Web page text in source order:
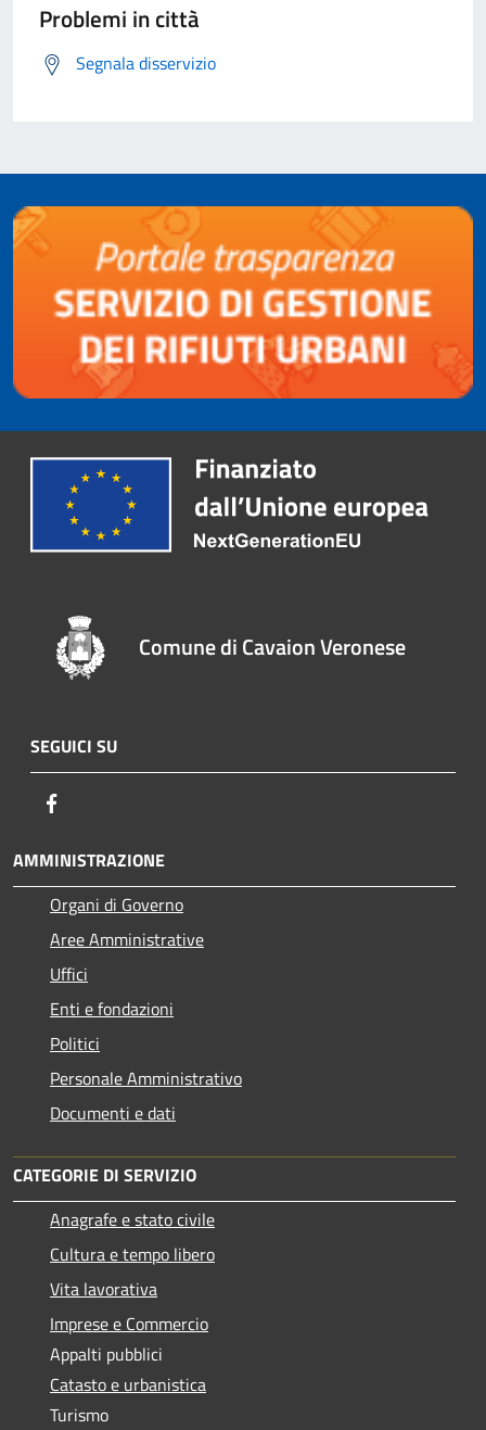
Problemi in città
Segnala disservizio
Comune di Cavaion Veronese
SEGUICI SU
AMMINISTRAZIONE
Organi di Governo
Aree Amministrative
Uffici
Enti e fondazioni
Politici
Personale Amministrativo
Documenti e dati
CATEGORIE DI SERVIZIO
Anagrafe e stato civile
Cultura e tempo libero
Vita lavorativa
Imprese e Commercio
Appalti pubblici
Catasto e urbanistica
Turismo